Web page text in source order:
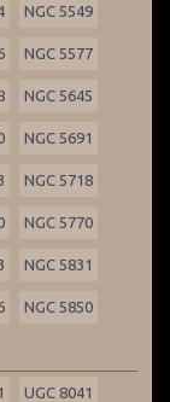
NGC 5549
NGC 5577
NGC 5645
NGC 5691
NGC 5718
NGC 5770
NGC 5831
NGC 5850
UGC 8041